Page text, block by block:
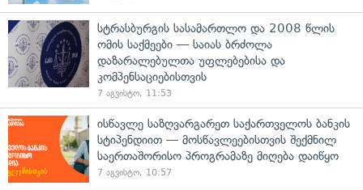
სტრასბურგის სასამართლო და 2008 წლის
ომის საქმეები — საიას ბრძოლა
დაზარალებულთა უფლებებისა და
კომპენსაციებისთვის
7 აგვისტო, 11:53
ისწავლე საზღვარგარეთ საქართველოს ბანკის
სტიპენდიით — მოსწავლეებისთვის შექმნილ
საერთაშორისო პროგრამაზე მიღება დაიწყო
7 აგვისტო, 10:57